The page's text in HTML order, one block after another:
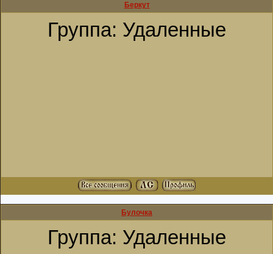
Беркут
Группа: Удаленные
Булочка
Группа: Удаленные